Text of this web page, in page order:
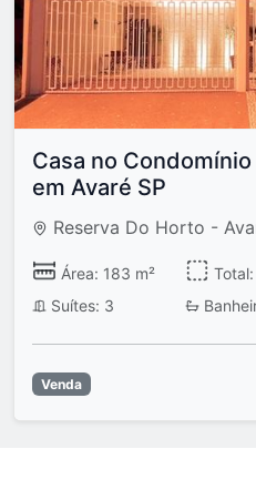
Casa no
em Avaré SP
Reserva Do Horto -
Área: 183 m²
Suítes: 3
Venda